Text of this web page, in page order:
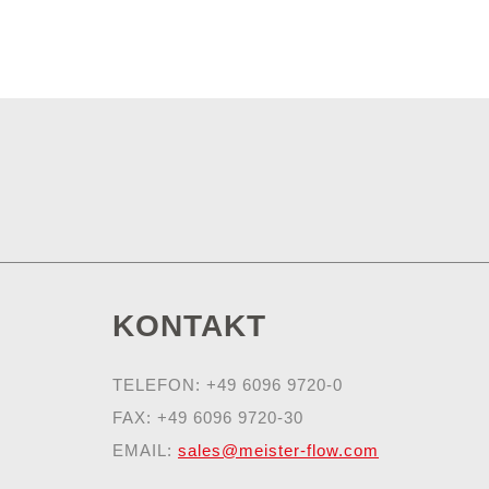
KONTAKT
TELEFON: +49 6096 9720-0
FAX: +49 6096 9720-30
EMAIL: sales@meister-flow.com